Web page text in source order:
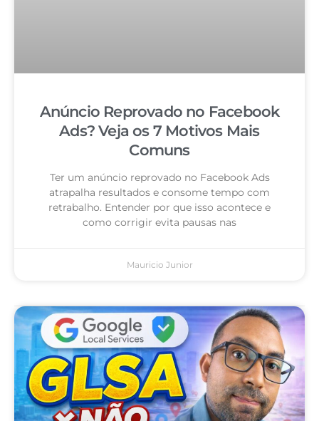
Anúncio Reprovado no Facebook
Ads? Veja os 7 Motivos Mais
Comuns
Ter um anúncio reprovado no Facebook Ads
atrapalha resultados e consome tempo com
retrabalho. Entender por que isso acontece e
como corrigir evita pausas nas
Mauricio Junior